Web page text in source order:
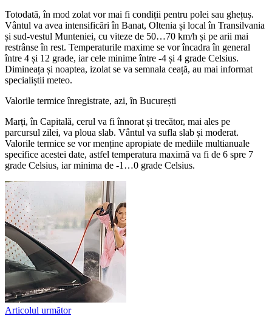
Totodată, în mod zolat vor mai fi condiții pentru polei sau ghețuș.
Vântul va avea intensificări în Banat, Oltenia și local în Transilvania
și sud-vestul Munteniei, cu viteze de 50…70 km/h și pe arii mai
restrânse în rest. Temperaturile maxime se vor încadra în general
între 4 și 12 grade, iar cele minime între -4 și 4 grade Celsius.
Dimineața și noaptea, izolat se va semnala ceață, au mai informat
specialiștii meteo.
Valorile termice înregistrate, azi, în București
Marți, în Capitală, cerul va fi înnorat și trecător, mai ales pe
parcursul zilei, va ploua slab. Vântul va sufla slab și moderat.
Valorile termice se vor menține apropiate de mediile multianuale
specifice acestei date, astfel temperatura maximă va fi de 6 spre 7
grade Celsius, iar minima de -1…0 grade Celsius.
Articolul următor